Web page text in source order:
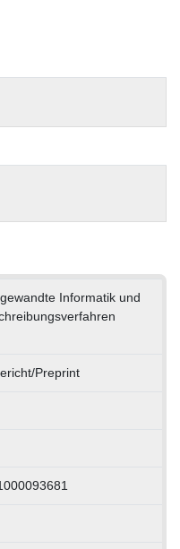
Informatik und
Preprint